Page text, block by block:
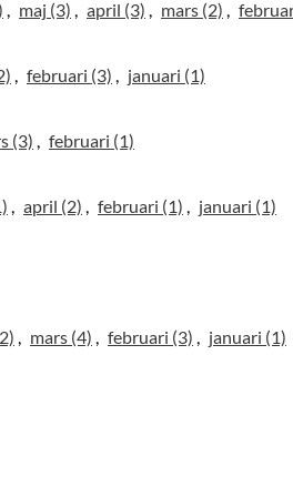
maj (3) april (3) mars (2)
februari (3) januari (1)
(3) februari (1)
april (2) februari (1) januari (1)
mars (4) februari (3) januari (1)